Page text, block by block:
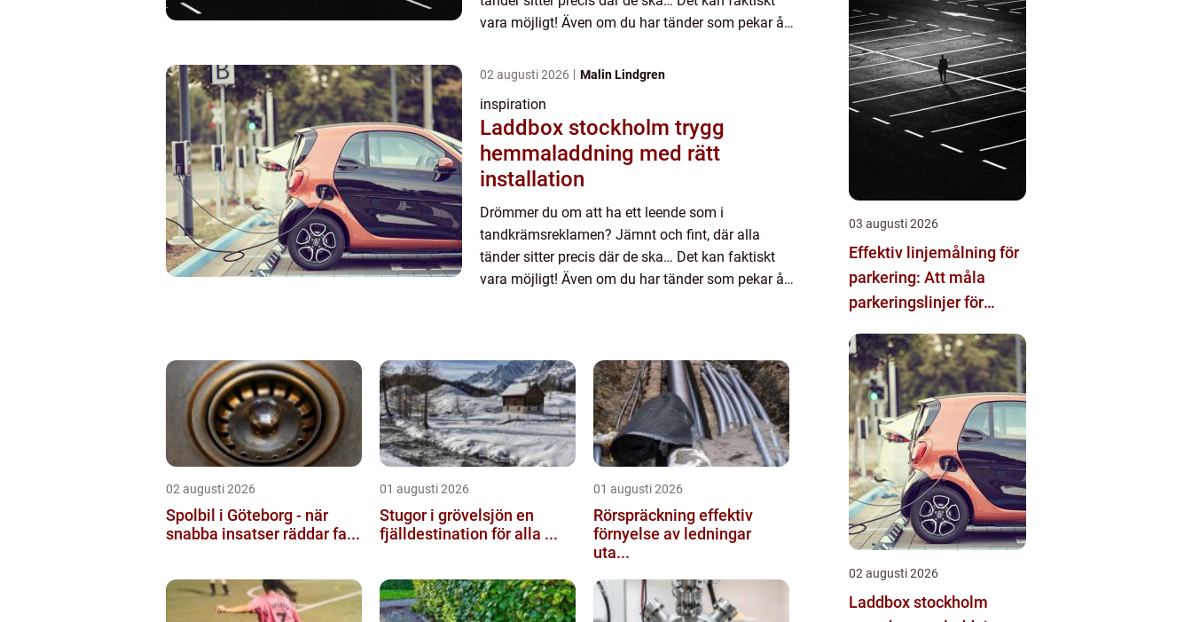
vara möjligt! Även om du har tänder som pekar åt
02 augusti 2026 Malin Lindgren
inspiration
Laddbox stockholm trygg
hemmaladdning med rätt
installation
Drömmer du om att ha ett leende som i
tandkrämsreklamen? Jämnt och fint, där alla
tänder sitter precis där de ska… Det kan faktiskt
vara möjligt! Även om du har tänder som pekar åt
02 augusti 2026
Spolbil i Göteborg - när
snabba insatser räddar fa...
01 augusti 2026
Stugor i grövelsjön en
fjälldestination för alla ...
01 augusti 2026
Rörspräckning effektiv
förnyelse av ledningar
uta...
03 augusti 2026
Effektiv linjemålning för
parkering: Att måla
parkeringslinjer för
parkeringsytor
02 augusti 2026
Laddbox stockholm